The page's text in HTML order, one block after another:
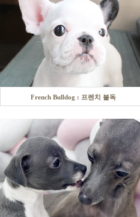
French Bulldog : 프렌치 불독